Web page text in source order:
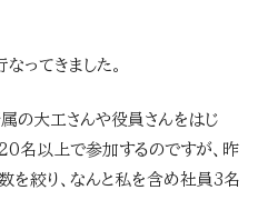
ってきました。
の大工さんや役員さんをはじ
名以上で参加するのですが、昨
を絞り、なんと私を含め社員3名